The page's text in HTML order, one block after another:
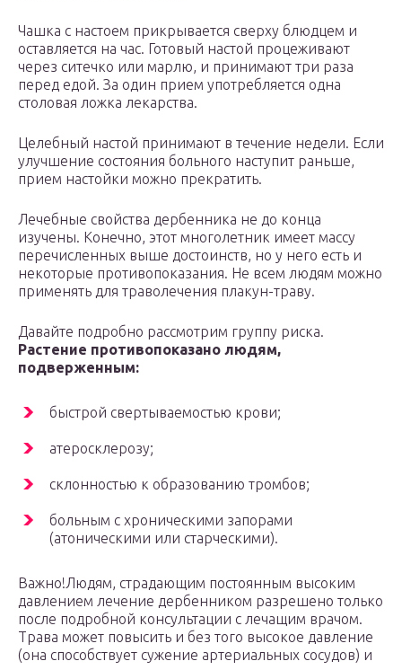
Чашка с настоем прикрывается сверху блюдцем и
оставляется на час. Готовый настой процеживают
через ситечко или марлю, и принимают три раза
перед едой. За один прием употребляется одна
столовая ложка лекарства.
Целебный настой принимают в течение недели. Если
улучшение состояния больного наступит раньше,
прием настойки можно прекратить.
Лечебные свойства дербенника не до конца
изучены. Конечно, этот многолетник имеет массу
перечисленных выше достоинств, но у него есть и
некоторые противопоказания. Не всем людям можно
применять для траволечения плакун-траву.
Давайте подробно рассмотрим группу риска.
Растение противопоказано людям,
подверженным:
быстрой свертываемостью крови;
атеросклерозу;
склонностью к образованию тромбов;
больным с хроническими запорами
(атоническими или старческими).
Важно!Людям, страдающим постоянным высоким
давлением лечение дербенником разрешено только
после подробной консультации с лечащим врачом.
Трава может повысить и без того высокое давление
(она способствует сужение артериальных сосудов) и